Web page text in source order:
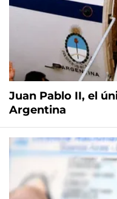
Juan Pablo II, el
Argentina